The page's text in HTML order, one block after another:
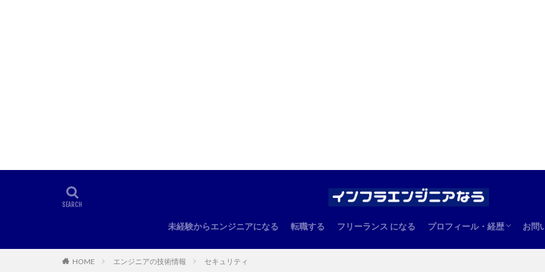
未経験からエンジニアになる 転職する フリーランス になる プロフィール・経歴
エンジニアとしての経歴
管理人のプロフィール
お問
HOME エンジニアの技術情報 セキュリティ